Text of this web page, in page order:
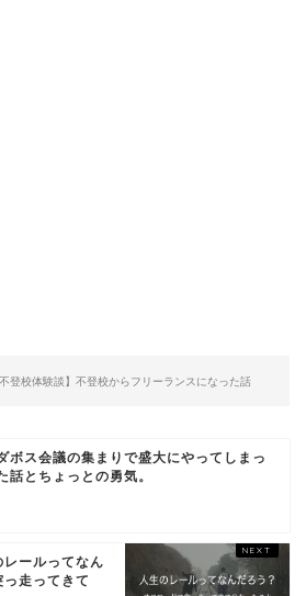
不登校体験談】不登校からフリーランスになった話
ボス会議の集まりで盛大にやってしまっ
話とちょっとの勇気。
レールってなん
走ってきて